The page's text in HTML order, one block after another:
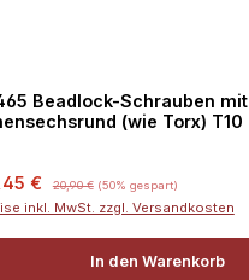
Beadlock-Schrauben mit
(wie Torx) T10
€ 20,90 € (50% gespart)
inkl. MwSt. zzgl. Versandkosten
In den Warenkorb